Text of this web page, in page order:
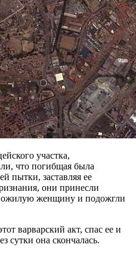
участка,
что погибщая была
пытки, заставляя ее
они принесли
женщину и подожгли
варварский акт, спас ее и
сутки она скончалась.